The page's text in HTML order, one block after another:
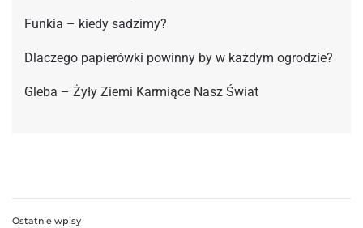
Funkia – kiedy sadzimy?
Dlaczego papierówki powinny by w każdym ogrodzie?
Gleba – Żyły Ziemi Karmiące Nasz Świat
Ostatnie wpisy